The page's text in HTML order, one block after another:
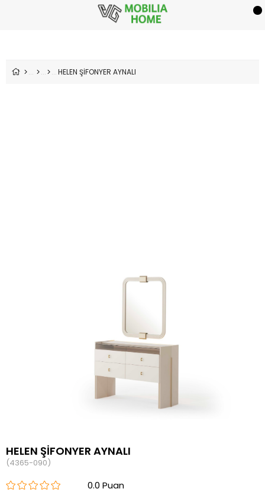
HELEN ŞİFONYER AYNALI
HELEN ŞİFONYER AYNALI
(4365-090)
0.0